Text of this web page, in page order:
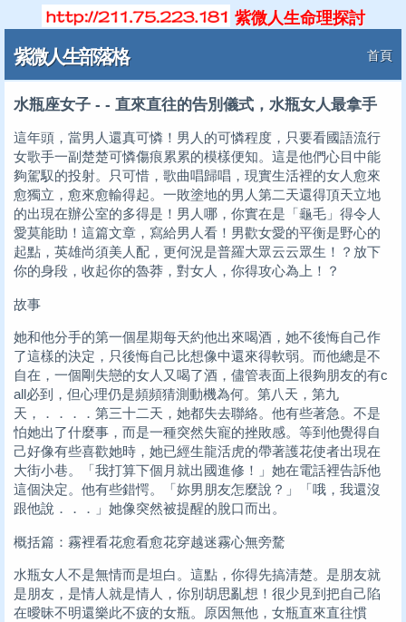
紫微人生命理探討
紫微人生部落格 首頁
水瓶座女子 - - 直來直往的告別儀式，水瓶女人最拿手
這年頭，當男人還真可憐！男人的可憐程度，只要看國語流行
女歌手一副楚楚可憐傷痕累累的模樣便知。這是他們心目中能
夠駕馭的投射。只可惜，歌曲唱歸唱，現實生活裡的女人愈來
愈獨立，愈來愈輸得起。一敗塗地的男人第二天還得頂天立地
的出現在辦公室的多得是！男人哪，你實在是「龜毛」得令人
愛莫能助！這篇文章，寫給男人看！男歡女愛的平衡是野心的
起點，英雄尚須美人配，更何況是普羅大眾云云眾生！？放下
你的身段，收起你的魯莽，對女人，你得攻心為上！？
故事
她和他分手的第一個星期每天約他出來喝酒，她不後悔自己作
了這樣的決定，只後悔自己比想像中還來得軟弱。而他總是不
自在，一個剛失戀的女人又喝了酒，儘管表面上很夠朋友的有c
all必到，但心理仍是頻頻猜測動機為何。第八天，第九
天，．．．．第三十二天，她都失去聯絡。他有些著急。不是
怕她出了什麼事，而是一種突然失寵的挫敗感。等到他覺得自
己好像有些喜歡她時，她已經生龍活虎的帶著護花使者出現在
大街小巷。「我打算下個月就出國進修！」她在電話裡告訴他
這個決定。他有些錯愕。「妳男朋友怎麼說？」「哦，我還沒
跟他說．．．」她像突然被提醒的脫口而出。
概括篇：霧裡看花愈看愈花穿越迷霧心無旁騖
水瓶女人不是無情而是坦白。這點，你得先搞清楚。是朋友就
是朋友，是情人就是情人，你別胡思亂想！很少見到把自己陷
在曖昧不明還樂此不疲的女瓶。原因無他，女瓶直來直往慣